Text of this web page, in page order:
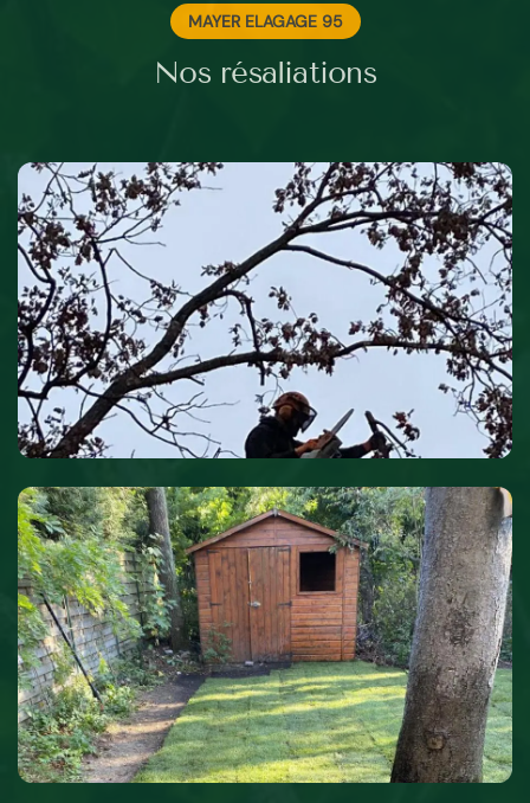
MAYER ELAGAGE 95
Nos résaliations